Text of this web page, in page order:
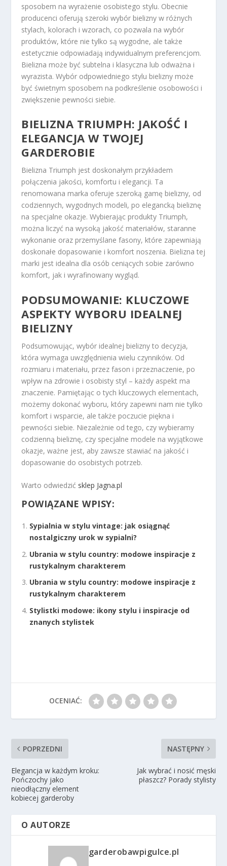
sposobem na wyrażenie osobistego stylu. Obecnie
producenci oferują szeroki wybór bielizny w różnych
stylach, kolorach i wzorach, co pozwala na wybór
produktów, które nie tylko są wygodne, ale także
estetycznie odpowiadają indywidualnym preferencjom.
Bielizna może być subtelna i klasyczna lub odważna i
wyrazista. Wybór odpowiedniego stylu bielizny może
być świetnym sposobem na podkreślenie osobowości i
zwiększenie pewności siebie.
BIELIZNA TRIUMPH: JAKOŚĆ I
ELEGANCJA W TWOJEJ
GARDEROBIE
Bielizna Triumph jest doskonałym przykładem
połączenia jakości, komfortu i elegancji. Ta
renomowana marka oferuje szeroką gamę bielizny, od
codziennych, wygodnych modeli, po elegancką bieliznę
na specjalne okazje. Wybierając produkty Triumph,
można liczyć na wysoką jakość materiałów, staranne
wykonanie oraz przemyślane fasony, które zapewniają
doskonałe dopasowanie i komfort noszenia. Bielizna tej
marki jest idealna dla osób ceniących sobie zarówno
komfort, jak i wyrafinowany wygląd.
PODSUMOWANIE: KLUCZOWE
ASPEKTY WYBORU IDEALNEJ
BIELIZNY
Podsumowując, wybór idealnej bielizny to decyzja,
która wymaga uwzględnienia wielu czynników. Od
rozmiaru i materiału, przez fason i przeznaczenie, po
wpływ na zdrowie i osobisty styl – każdy aspekt ma
znaczenie. Pamiętając o tych kluczowych elementach,
możemy dokonać wyboru, który zapewni nam nie tylko
komfort i wsparcie, ale także poczucie piękna i
pewności siebie. Niezależnie od tego, czy wybieramy
codzienną bieliznę, czy specjalne modele na wyjątkowe
okazje, ważne jest, aby zawsze stawiać na jakość i
dopasowanie do osobistych potrzeb.
Warto odwiedzić sklep Jagna.pl
POWIĄZANE WPISY:
Sypialnia w stylu vintage: jak osiągnąć
nostalgiczny urok w sypialni?
Ubrania w stylu country: modowe inspiracje z
rustykalnym charakterem
Ubrania w stylu country: modowe inspiracje z
rustykalnym charakterem
Stylistki modowe: ikony stylu i inspiracje od
znanych stylistek
OCENIAĆ:
POPRZEDNI
Elegancja w każdym kroku:
Pończochy jako
nieodłączny element
kobiecej garderoby
NASTĘPNY
Jak wybrać i nosić męski
płaszcz? Porady stylisty
O AUTORZE
garderobawpigulce.pl